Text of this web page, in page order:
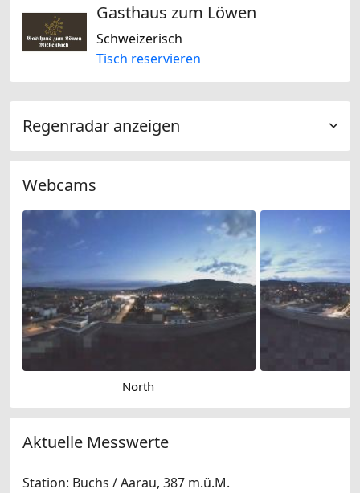
Gasthaus zum Löwen
Schweizerisch
Tisch reservieren
Regenradar anzeigen
Webcams
North
Aktuelle Messwerte
Station: Buchs / Aarau, 387 m.ü.M.